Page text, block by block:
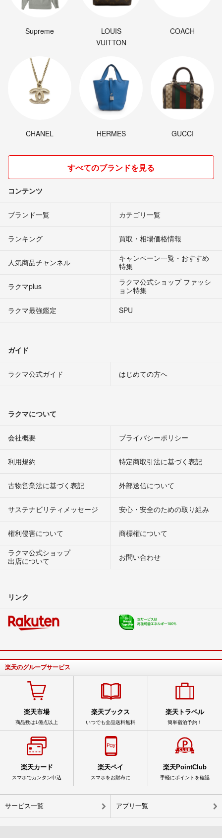
Supreme
LOUIS
VUITTON
COACH
CHANEL HERMES GUCCI
すべてのブランドを見る
コンテンツ
ブランド一覧 カテゴリ一覧
ランキング 買取・相場価格情報
人気商品チャンネル
キャンペーン一覧・おすすめ
特集
ラクマplus
ラクマ公式ショップ ファッシ
ョン特集
ラクマ最強鑑定
SPU
ガイド
ラクマ公式ガイド はじめての方へ
ラクマについて
会社概要 プライバシーポリシー
利用規約 特定商取引法に基づく表記
古物営業法に基づく表記 外部送信について
サステナビリティメッセージ 安心・安全のための取り組み
権利侵害について
商標権について
ラクマ公式ショップ
出店について
お問い合わせ
リンク
楽天のグループサービス
楽天市場
商品数は1億点以上
楽天ブックス
いつでも全品送料無料
楽天トラベル
簡単宿泊予約！
楽天カード
スマホでカンタン申込
楽天ペイ
スマホをお財布に
楽天PointClub
手軽にポイントを確認
サービス一覧 アプリ一覧